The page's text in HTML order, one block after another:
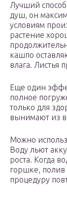
Лучший
душ, он
условиям
растение
кашпо
влага. Листья
Еще один
полное
только для
вынимают из
Можно
Воду льют
роста. Когда
горшке,
процедуру